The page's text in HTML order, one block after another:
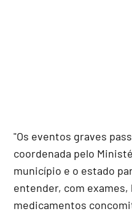
"Os eventos graves
coordenada pelo
município e o estado
entender, com
medicamentos